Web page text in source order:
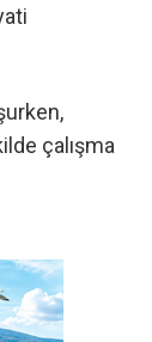
çalışma